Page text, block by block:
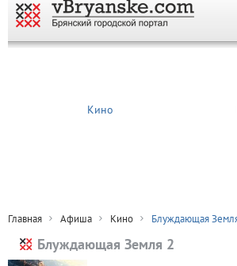
Кино
Главная Афиша Кино Блуждающая
Блуждающая Земля 2